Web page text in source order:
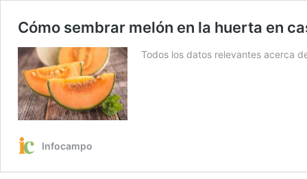
Cómo sembrar melón en la huerta en
Todos los datos relevantes acerca
Infocampo